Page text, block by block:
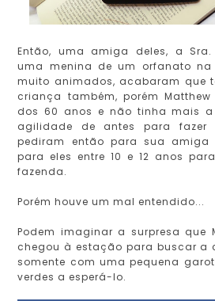
Então, uma amiga deles, a
uma menina de um orfanato na
muito animados, acabaram que
criança também, porém
dos 60 anos e não tinha mais
agilidade de antes para fazer
pediram então para sua amiga
para eles entre 10 e 12 anos
fazenda.
Porém houve um mal entendido...
Podem imaginar a surpresa que
chegou à estação para buscar a
somente com uma pequena
verdes a esperá-lo.